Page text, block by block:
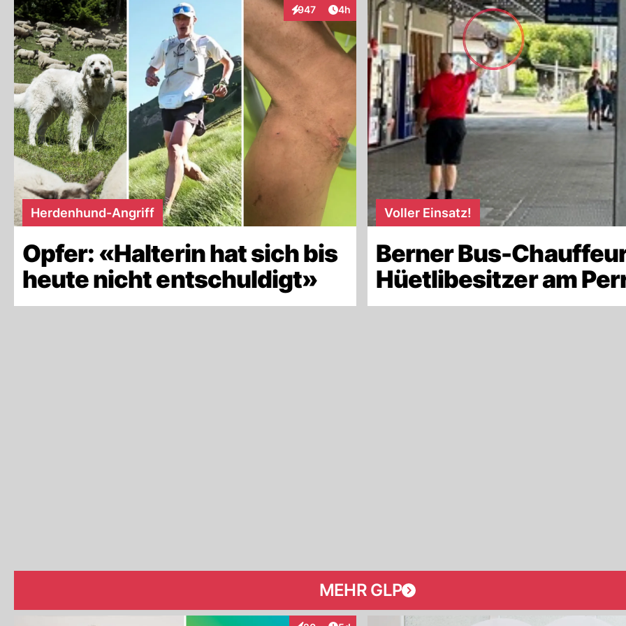
947
InteraktionenArtikel veröffentlicht:
4h
Herdenhund-Angriff
Opfer: «Halterin hat sich bis
heute nicht entschuldigt»
Voller Einsatz!
Berner Bus-
Hüetlibesitzer am
MEHR GLP